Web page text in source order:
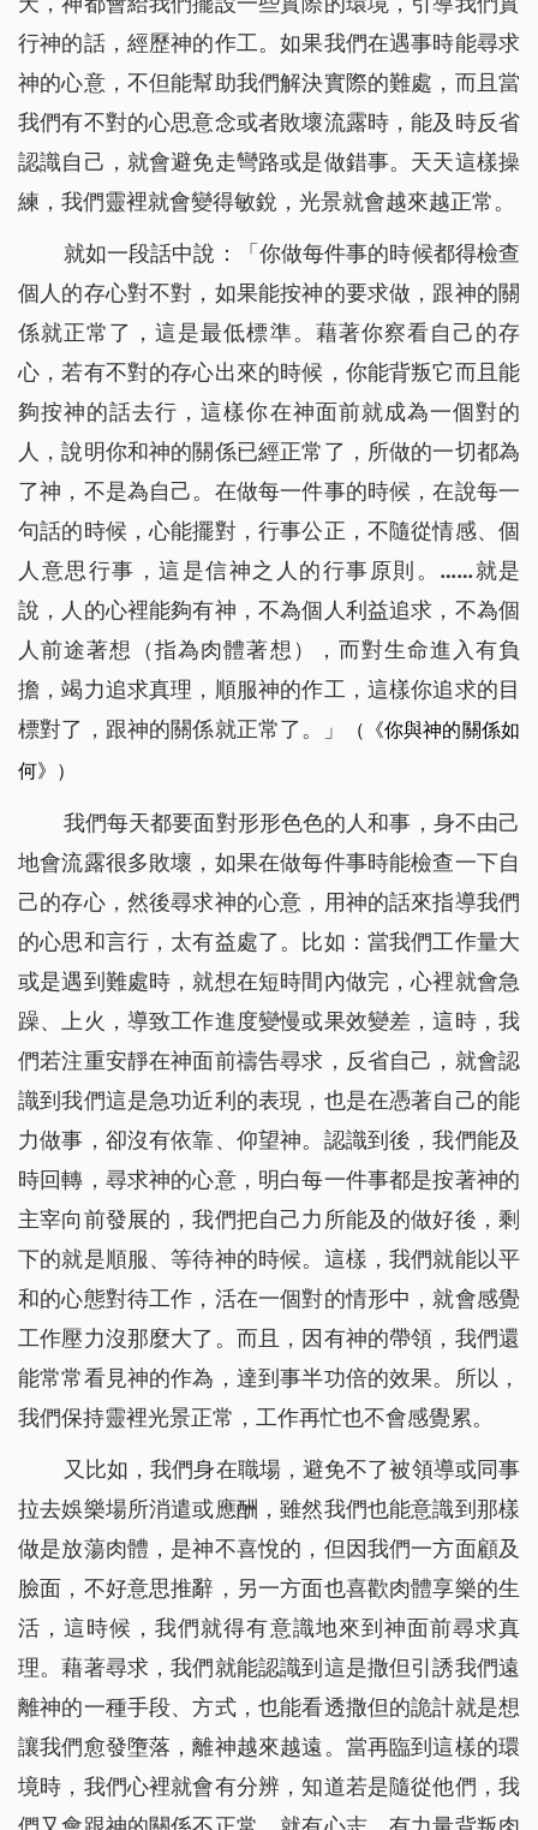
行神的話，經歷神的作工。如果我們在遇事時能尋求
神的心意，不但能幫助我們解決實際的難處，而且當
我們有不對的心思意念或者敗壞流露時，能及時反省
認識自己，就會避免走彎路或是做錯事。天天這樣操
練，我們靈裡就會變得敏銳，光景就會越來越正常。
就如一段話中說：「 你做每件事的時候都得檢查
個人的存心對不對，如果能按神的要求做，跟神的關
係就正常了，這是最低標準。藉著你察看自己的存
心，若有不對的存心出來的時候，你能背叛它而且能
夠按神的話去行，這樣你在神面前就成為一個對的
人，說明你和神的關係已經正常了，所做的一切都為
了神，不是為自己。在做每一件事的時候，在說每一
句話的時候，心能擺對，行事公正，不隨從情感、個
人意思行事，這是信神之人的行事原則。……就是
說，人的心裡能夠有神，不為個人利益追求，不為個
人前途著想（指為肉體著想），而對生命進入有負
擔，竭力追求真理，順服神的作工，這樣你追求的目
標對了，跟神的關係就正常了。
」
（《你與神的關係如
何》）
我們每天都要面對形形色色的人和事，身不由己
地會流露很多敗壞，如果在做每件事時能檢查一下自
己的存心，然後尋求神的心意，用神的話來指導我們
的心思和言行，太有益處了。比如：當我們工作量大
或是遇到難處時，就想在短時間內做完，心裡就會急
躁、上火，導致工作進度變慢或果效變差，這時，我
們若注重安靜在神面前禱告尋求，反省自己，就會認
識到我們這是急功近利的表現，也是在憑著自己的能
力做事，卻沒有依靠、仰望神。認識到後，我們能及
時回轉，尋求神的心意，明白每一件事都是按著神的
主宰向前發展的，我們把自己力所能及的做好後，剩
下的就是順服、等待神的時候。這樣，我們就能以平
和的心態對待工作，活在一個對的情形中，就會感覺
工作壓力沒那麼大了。而且，因有神的帶領，我們還
能常常看見神的作為，達到事半功倍的效果。所以，
我們保持靈裡光景正常，工作再忙也不會感覺累。
又比如，我們身在職場，避免不了被領導或同事
拉去娛樂場所消遣或應酬，雖然我們也能意識到那樣
做是放蕩肉體，是神不喜悅的，但因我們一方面顧及
臉面，不好意思推辭，另一方面也喜歡肉體享樂的生
活，這時候，我們就得有意識地來到神面前尋求真
理。藉著尋求，我們就能認識到這是撒但引誘我們遠
離神的一種手段、方式，也能看透撒但的詭計就是想
讓我們愈發墮落，離神越來越遠。當再臨到這樣的環
境時，我們心裡就會有分辨，知道若是隨從他們，我